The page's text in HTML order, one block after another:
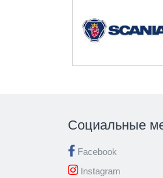
Социальные
Facebook
Instagram